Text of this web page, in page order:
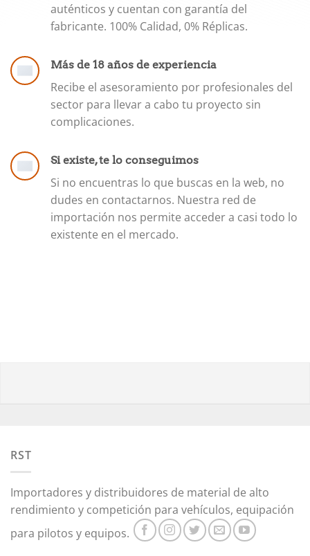
auténticos y cuentan con garantía del
fabricante. 100% Calidad, 0% Réplicas.
Más de 18 años de experiencia
Recibe el asesoramiento por profesionales del
sector para llevar a cabo tu proyecto sin
complicaciones.
Si existe, te lo conseguimos
Si no encuentras lo que buscas en la web, no
dudes en contactarnos. Nuestra red de
importación nos permite acceder a casi todo lo
existente en el mercado.
RST
Importadores y distribuidores de material de alto
rendimiento y competición para vehículos, equipación
para pilotos y equipos.